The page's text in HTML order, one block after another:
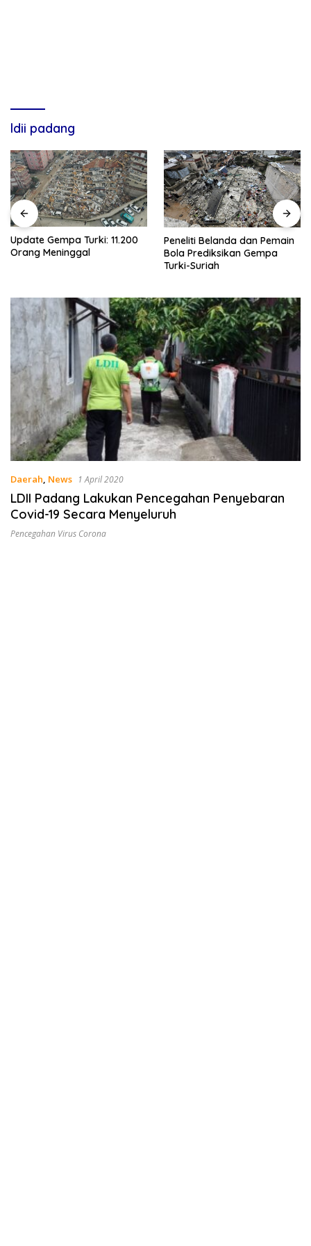
ldii padang
Update Gempa Turki: 11.200
Orang Meninggal
Peneliti Belanda dan Pemain
Bola Prediksikan Gempa
Turki-Suriah
Daerah, News 1 April 2020
LDII Padang Lakukan Pencegahan Penyebaran
Covid-19 Secara Menyeluruh
Pencegahan Virus Corona